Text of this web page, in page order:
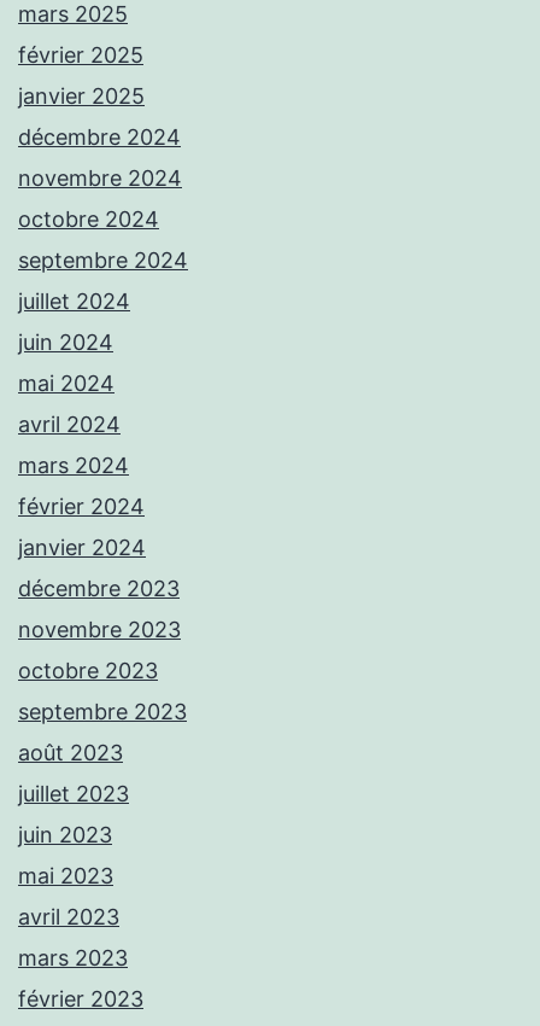
mars 2025
février 2025
janvier 2025
décembre 2024
novembre 2024
octobre 2024
septembre 2024
juillet 2024
juin 2024
mai 2024
avril 2024
mars 2024
février 2024
janvier 2024
décembre 2023
novembre 2023
octobre 2023
septembre 2023
août 2023
juillet 2023
juin 2023
mai 2023
avril 2023
mars 2023
février 2023